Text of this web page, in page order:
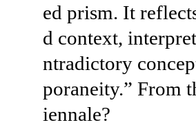
ed prism. It
d context,
ntradictory
poraneity.” From
iennale?